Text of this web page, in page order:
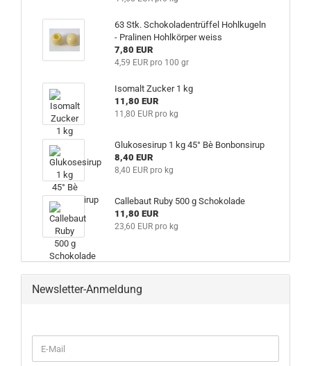
63 Stk. Schokoladentrüffel Hohlkugeln
- Pralinen Hohlkörper weiss
7,80 EUR
4,59 EUR pro 100 gr
Isomalt Zucker 1 kg
11,80 EUR
11,80 EUR pro kg
Glukosesirup 1 kg 45° Bè Bonbonsirup
8,40 EUR
8,40 EUR pro kg
Callebaut Ruby 500 g Schokolade
11,80 EUR
23,60 EUR pro kg
Newsletter-Anmeldung
ZUR
E-
Mail